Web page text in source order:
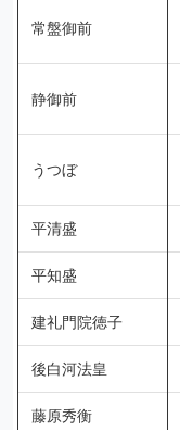
常盤御前
静御前
うつぼ
平清盛
平知盛
建礼門院徳子
後白河法皇
藤原秀衡